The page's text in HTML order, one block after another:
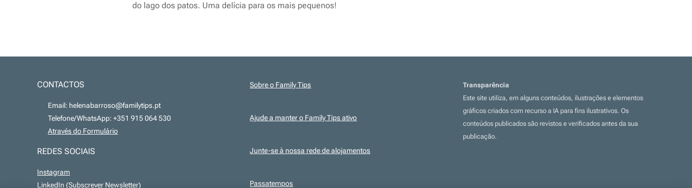
do lago dos patos. Uma delícia para os mais pequenos!
CONTACTOS
📧 Email: helenabarroso@familytips.pt
📞 Telefone/WhatsApp: +351 915 064 530
Através do Formulário
REDES SOCIAIS
Instagram
LinkedIn (Subscrever Newsletter)
Sobre o Family Tips
Ajude a manter o Family Tips ativo
Junte-se à nossa rede de alojamentos
Passatempos
Transparência
Este site utiliza, em alguns conteúdos, ilustrações e elementos
gráficos criados com recurso a IA para fins ilustrativos. Os
conteúdos publicados são revistos e verificados antes da sua
publicação.